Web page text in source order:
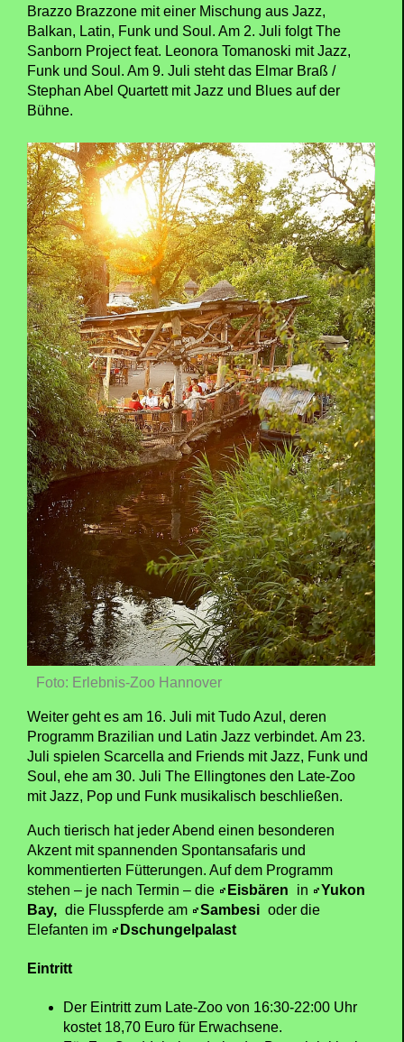
Brazzo Brazzone mit einer Mischung aus Jazz,
Balkan, Latin, Funk und Soul. Am 2. Juli folgt The
Sanborn Project feat. Leonora Tomanoski mit Jazz,
Funk und Soul. Am 9. Juli steht das Elmar Braß /
Stephan Abel Quartett mit Jazz und Blues auf der
Bühne.
Foto: Erlebnis-Zoo Hannover
Weiter geht es am 16. Juli mit Tudo Azul, deren
Programm Brazilian und Latin Jazz verbindet. Am 23.
Juli spielen Scarcella and Friends mit Jazz, Funk und
Soul, ehe am 30. Juli The Ellingtones den Late-Zoo
mit Jazz, Pop und Funk musikalisch beschließen.
Auch tierisch hat jeder Abend einen besonderen
Akzent mit spannenden Spontansafaris und
kommentierten Fütterungen. Auf dem Programm
stehen – je nach Termin – die
Eisbären in
Yukon
Bay, die Flusspferde am Sambesi oder die
Elefanten im
Dschungelpalast
Eintritt
Der Eintritt zum Late-Zoo von 16:30-22:00 Uhr
kostet 18,70 Euro für Erwachsene.